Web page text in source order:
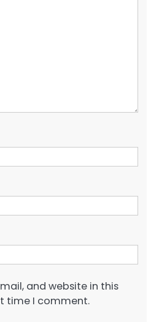
and website in this
time I comment.